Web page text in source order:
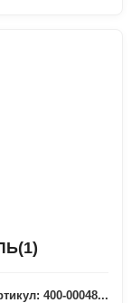
400-00048...